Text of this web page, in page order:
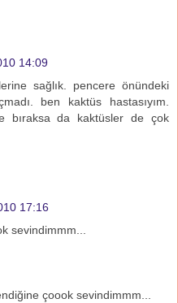
14:09
sağlık. pencere önündeki
ben kaktüs hastasıyım.
bıraksa da kaktüsler de çok
17:16
sevindimmm...
çoook sevindimmm...